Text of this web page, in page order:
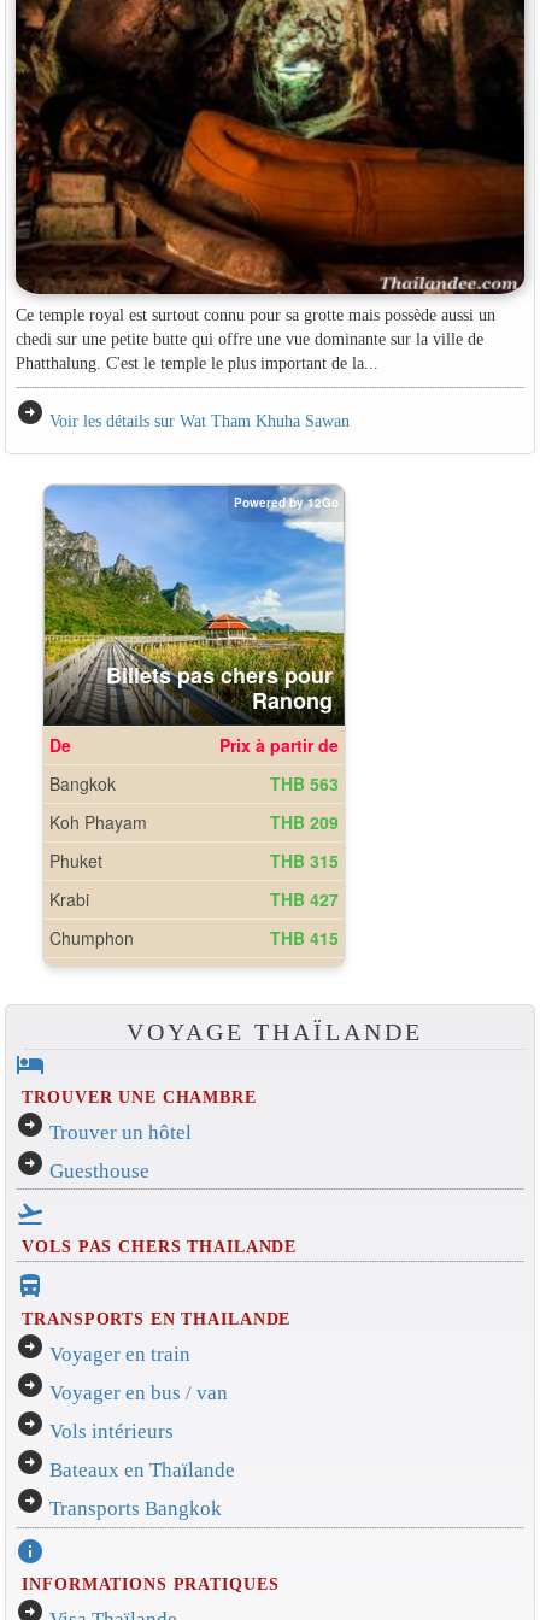
Ce temple royal est surtout connu pour sa grotte mais possède aussi un
chedi sur une petite butte qui offre une vue dominante sur la ville de
Phatthalung. C'est le temple le plus important de la...
arrow_circle_right Voir les détails sur Wat Tham Khuha Sawan
VOYAGE THAÏLANDE
hotel
TROUVER UNE CHAMBRE
arrow_circle_right Trouver un hôtel
arrow_circle_right Guesthouse
flight_takeoff
VOLS PAS CHERS THAILANDE
directions_bus_filled
TRANSPORTS EN THAILANDE
arrow_circle_right Voyager en train
arrow_circle_right Voyager en bus / van
arrow_circle_right Vols intérieurs
arrow_circle_right Bateaux en Thaïlande
arrow_circle_right Transports Bangkok
info
INFORMATIONS PRATIQUES
arrow_circle_right